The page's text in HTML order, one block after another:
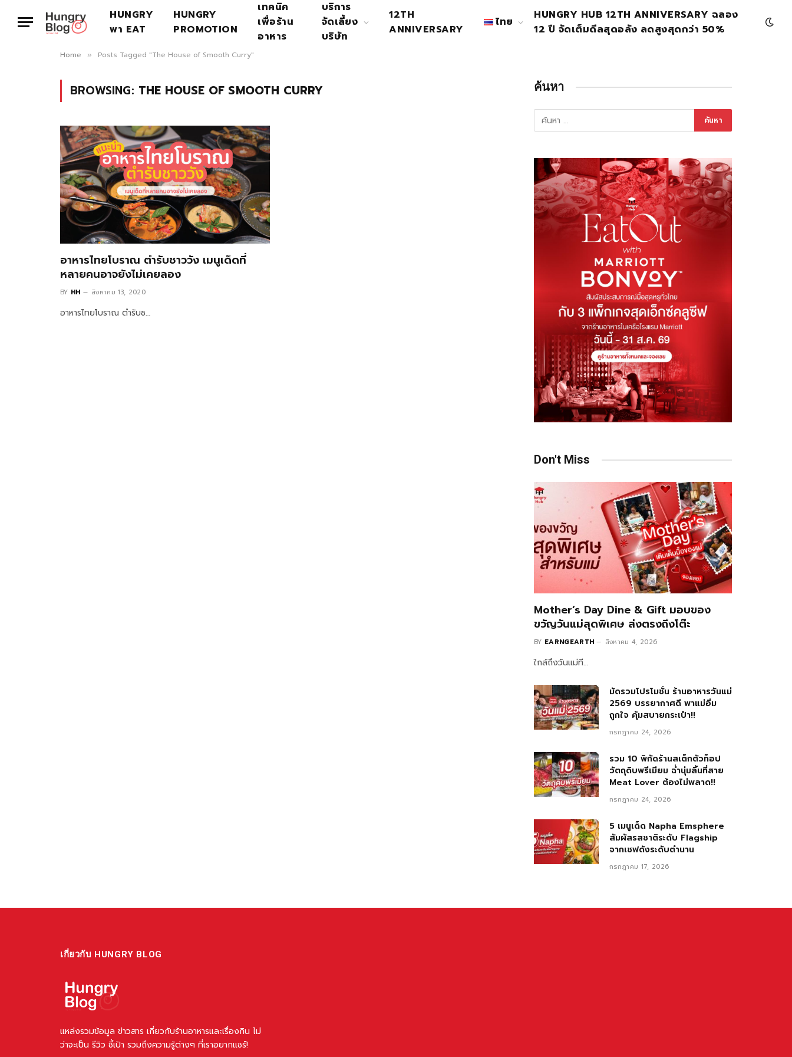
HUNGRY
พา EAT
HUNGRY
PROMOTION
เทคนิค
เพื่อร้าน
อาหาร
บริการ
จัดเลี้ยง
บริษัท
12TH
ANNIVERSARY
ไทย
HUNGRY HUB 12TH ANNIVERSARY ฉลอง
12 ปี จัดเต็มดีลสุดอลัง ลดสูงสุดกว่า 50%
Home » Posts Tagged "The House of Smooth Curry"
BROWSING: THE HOUSE OF SMOOTH CURRY
อาหารไทยโบราณ ตำรับชาววัง เมนูเด็ดที่
หลายคนอาจยังไม่เคยลอง
BY HH สิงหาคม 13, 2020
อาหารไทยโบราณ ตำรับช…
ค้นหา
Don't Miss
Mother’s Day Dine & Gift มอบของ
ขวัญวันแม่สุดพิเศษ ส่งตรงถึงโต๊ะ
BY EARNGEARTH สิงหาคม 4, 2026
ใกล้ถึงวันแม่ที…
มัดรวมโปรโมชั่น ร้านอาหารวันแม่
2569 บรรยากาศดี พาแม่อิ่ม
ถูกใจ คุ้มสบายกระเป๋า!!
กรกฎาคม 24, 2026
รวม 10 พิกัดร้านสเต็กตัวท็อป
วัตถุดิบพรีเมียม ฉ่ำนุ่มลิ้นที่สาย
Meat Lover ต้องไม่พลาด!!
กรกฎาคม 24, 2026
5 เมนูเด็ด Napha Emsphere
สัมผัสรสชาติระดับ Flagship
จากเชฟดังระดับตำนาน
กรกฎาคม 17, 2026
เกี่ยวกับ HUNGRY BLOG
แหล่งรวมข้อมูล ข่าวสาร เกี่ยวกับร้านอาหารและเรื่องกิน ไม่
ว่าจะเป็น รีวิว ชี้เป้า รวมถึงความรู้ต่างๆ ที่เราอยากแชร์!